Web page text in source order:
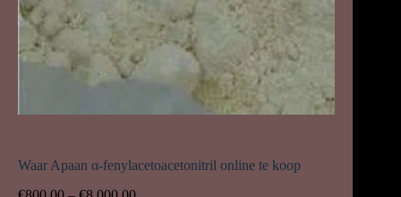
Waar Apaan α-fenylacetoacetonitril online te koop
Price